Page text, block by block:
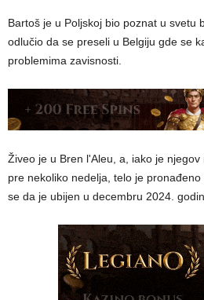
Bartoš je u Poljskoj bio poznat u svetu
odlučio da se preseli u Belgiju gde se
problemima zavisnosti.
Živeo je u Bren l'Aleu, a, iako je
pre nekoliko nedelja, telo je
se da je ubijen u decembru 2024.